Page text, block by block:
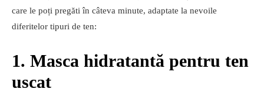
care le poți pregăti în câteva minute, adaptate la nevoile
diferitelor tipuri de ten:
1. Masca hidratantă pentru ten
uscat